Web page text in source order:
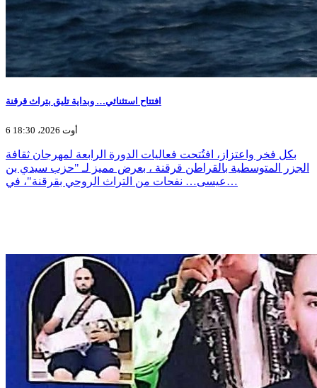
افتتاح استثنائي… وبداية تليق بتراث قرقنة
6 أوت 2026، 18:30
بكل فخر واعتزاز، افتُتحت فعاليات الدورة الرابعة لمهرجان ثقافة
الجزر المتوسطية بالقراطن قرقنة ، بعرض مميز لـ "حزب سيدي بن
عيسى… نفحات من التراث الروحي بقرقنة"، في…